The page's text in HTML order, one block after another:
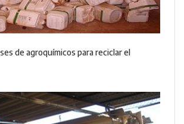
de agroquímicos para reciclar el